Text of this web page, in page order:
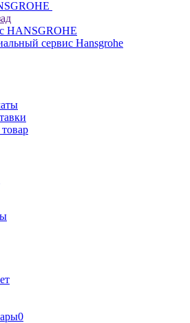
HANSGROHE
сервис Hansgrohe
0